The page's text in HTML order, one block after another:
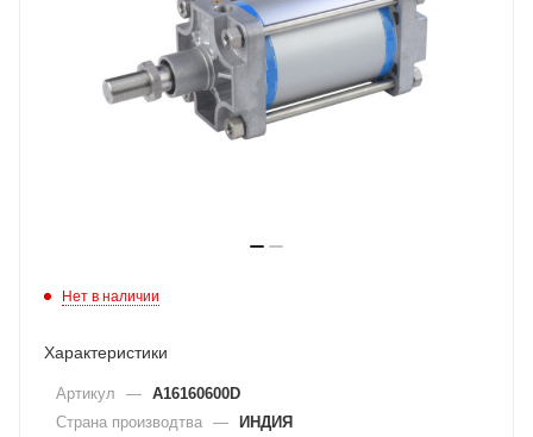
Нет в наличии
Характеристики
Артикул — A16160600D
Страна производтва — ИНДИЯ